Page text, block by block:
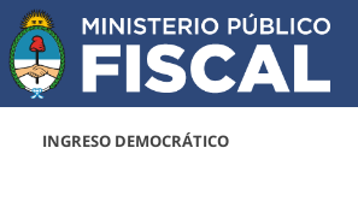
INGRESO DEMOCRÁTICO